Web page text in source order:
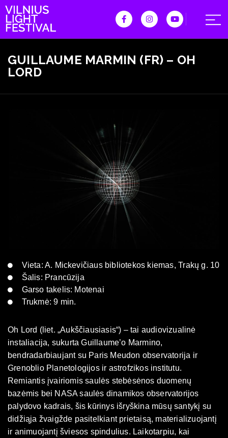
GUILLAUME MARMIN (FR) – OH
LORD
Vieta: A. Mickevičiaus bibliotekos kiemas, Trakų g. 10
Šalis: Prancūzija
Garso takelis: Motenai
Trukmė: 9 min.
Oh Lord (liet. „Aukščiausiasis“) – tai audiovizualinė
instaliacija, sukurta Guillaume’o Marmino,
bendradarbiaujant su Paris Meudon observatorija ir
Grenoblio Planetologijos ir astrofzikos institutu.
Remiantis įvairiomis saulės stebėsėnos duomenų
bazėmis bei NASA saulės dinamikos observatorijos
palydovo kadrais, šis kūrinys išryškina mūsų santykį su
didžiąja žvaigžde pasitelkiant prietaisą, materializuojantį
ir animuojantį šviesos spindulius. Laikotarpiu, kai